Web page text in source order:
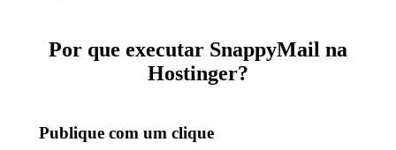
Por que executar SnappyMail na
Hostinger?
Publique com um clique